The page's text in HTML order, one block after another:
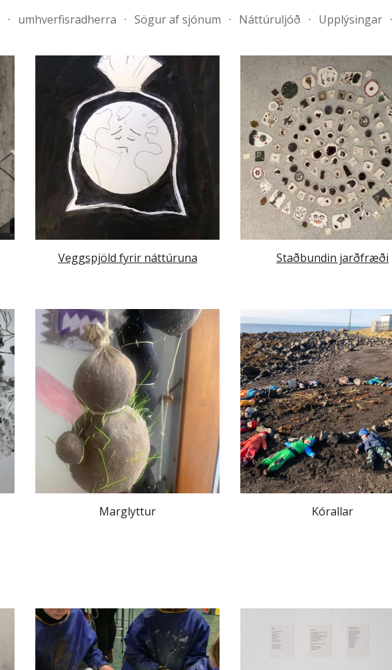
Skip to main content Skip to navigation
umhverfisradherra Sögur af sjónum Náttúruljóð Upplýsingar
Veggspjöld fyrir náttúruna Staðbundin jarðfræði
Marglyttur Kórallar